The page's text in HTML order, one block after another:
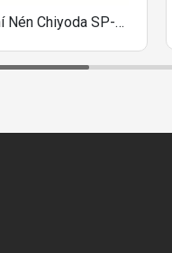
Ống Dẫn Khí Nén Chiyoda SP-4, SP-6